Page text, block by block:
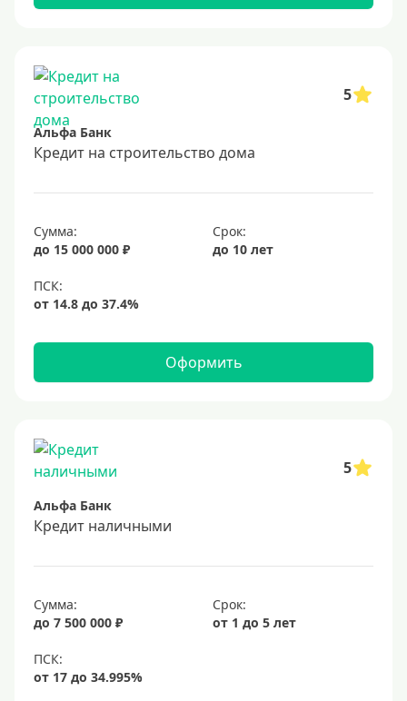
5
Альфа Банк
Кредит на строительство дома
Сумма:
до 15 000 000 ₽
Срок:
до 10 лет
Оформить
5
Альфа Банк
Кредит наличными
Сумма:
до 7 500 000 ₽
Срок:
от 1 до 5 лет